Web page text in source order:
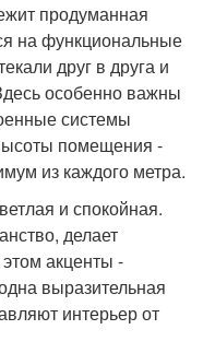
продуманная
на функциональные
друг в друга и
особенно важны
системы
помещения -
из каждого метра.
и спокойная.
делает
акценты -
выразительная
интерьер от